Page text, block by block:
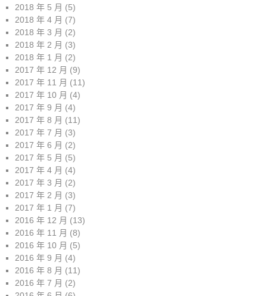
2018 年 5 月 (5)
2018 年 4 月 (7)
2018 年 3 月 (2)
2018 年 2 月 (3)
2018 年 1 月 (2)
2017 年 12 月 (9)
2017 年 11 月 (11)
2017 年 10 月 (4)
2017 年 9 月 (4)
2017 年 8 月 (11)
2017 年 7 月 (3)
2017 年 6 月 (2)
2017 年 5 月 (5)
2017 年 4 月 (4)
2017 年 3 月 (2)
2017 年 2 月 (3)
2017 年 1 月 (7)
2016 年 12 月 (13)
2016 年 11 月 (8)
2016 年 10 月 (5)
2016 年 9 月 (4)
2016 年 8 月 (11)
2016 年 7 月 (2)